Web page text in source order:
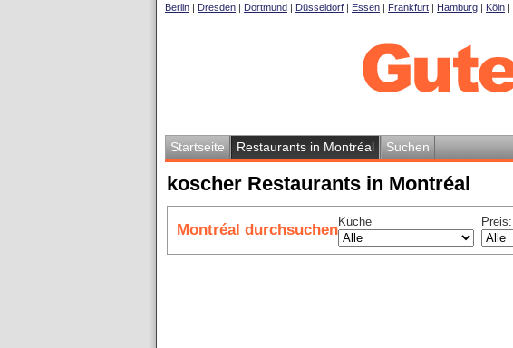
Berlin | Dresden | Dortmund | Düsseldorf | Essen | Frankfurt | Hamburg | Köln |
Startseite Restaurants in Montréal Suchen
koscher Restaurants in Montréal
Montréal durchsuchenKüche Preis: